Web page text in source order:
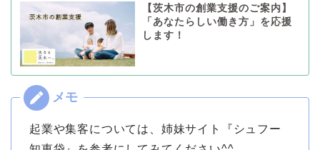
【茨木市の創業支援のご案内】
「あなたらしい働き方」を応援
します！
起業や集客については、姉妹サイト『シュフー